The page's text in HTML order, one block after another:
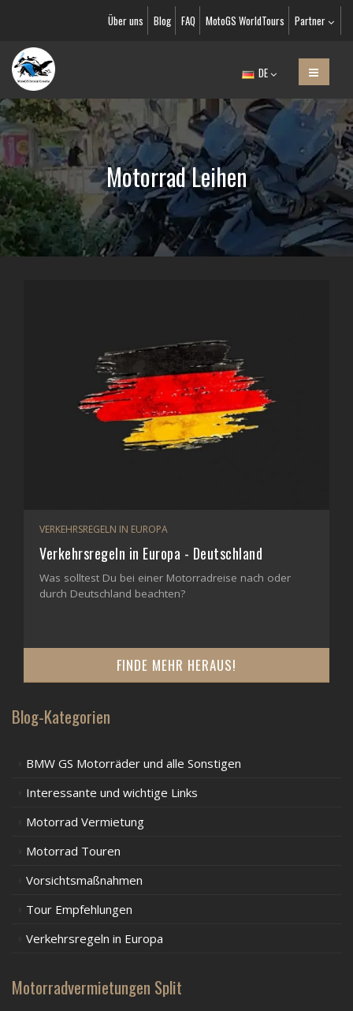
Über uns Blog FAQ MotoGS WorldTours Partner
DE
Motorrad Leihen
VERKEHRSREGELN IN EUROPA
Verkehrsregeln in Europa - Deutschland
Was solltest Du bei einer Motorradreise nach oder
durch Deutschland beachten?
FINDE MEHR HERAUS!
Blog-Kategorien
BMW GS Motorräder und alle Sonstigen
Interessante und wichtige Links
Motorrad Vermietung
Motorrad Touren
Vorsichtsmaßnahmen
Tour Empfehlungen
Verkehrsregeln in Europa
Motorradvermietungen Split